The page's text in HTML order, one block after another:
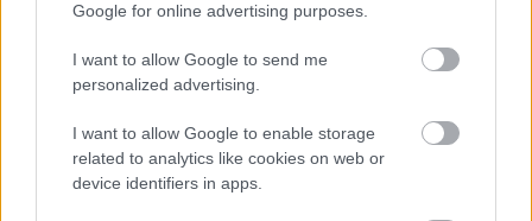
Google for online advertising purposes.
I want to allow Google to send me
personalized advertising.
I want to allow Google to enable storage
related to analytics like cookies on web or
device identifiers in apps.
戦いの前に、フードをかぶったターニッシュドが燃え盛
る地下洞窟で巨大な石のトロールと対峙する、半現実的
なファンタジーシーン。.
画像をクリックまたはタップすると、詳細と高解像度が